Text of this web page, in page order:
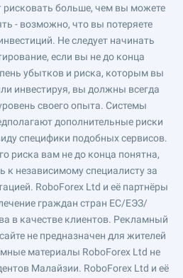
рисковать больше, чем вы можете
- возможно, что вы потеряете
Не следует начинать
если вы не до конца
убытков и риска, которым вы
инвестируя, вы должны всегда
своего опыта. Системы
дополнительные риски
специфики подобных сервисов.
риска вам не до конца понятна,
к независимому специалисту за
RoboForex Ltd и её партнёры
граждан стран ЕС/ЕЭЗ/
в качестве клиентов. Рекламный
не предназначен для жителей
материалы RoboForex Ltd не
Малайзии. RoboForex Ltd и её